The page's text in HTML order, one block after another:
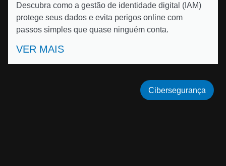
Descubra como a gestão de identidade digital (IAM)
protege seus dados e evita perigos online com
passos simples que quase ninguém conta.
VER MAIS
Cibersegurança